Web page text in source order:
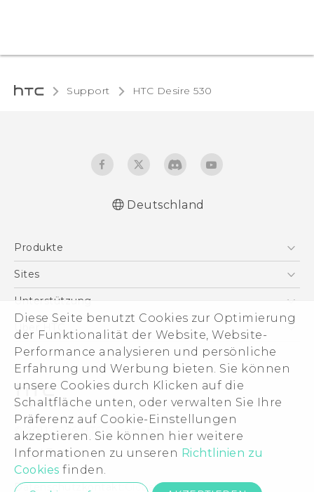
Diese Seite benutzt Cookies zur Optimierung
der Funktionalität der Website, Website-
Performance analysieren und persönliche
Erfahrung und Werbung bieten. Sie können
unsere Cookies durch Klicken auf die
Schaltfläche unten, oder verwalten Sie Ihre
Präferenz auf Cookie-Einstellungen
akzeptieren. Sie können hier weitere
Informationen zu unseren Richtlinien zu
Cookies finden.
Support HTC Desire 530‎
English - User manual
Deutschland
Produkte
Smartphones
VIVE
Zubehör
Sites
HTC Dev
HTC Vive
Unterstützung
Unterstützung
eCommerce Support
Über HTC
ESG
Impressum
Investor
Cookie Preferences
Offene Stellen
Security and Privacy Whitepaper
© 2011-2026 HTC Corporation
Legal Terms
Datenschutzkontakt:Global-Privacy@htc.com